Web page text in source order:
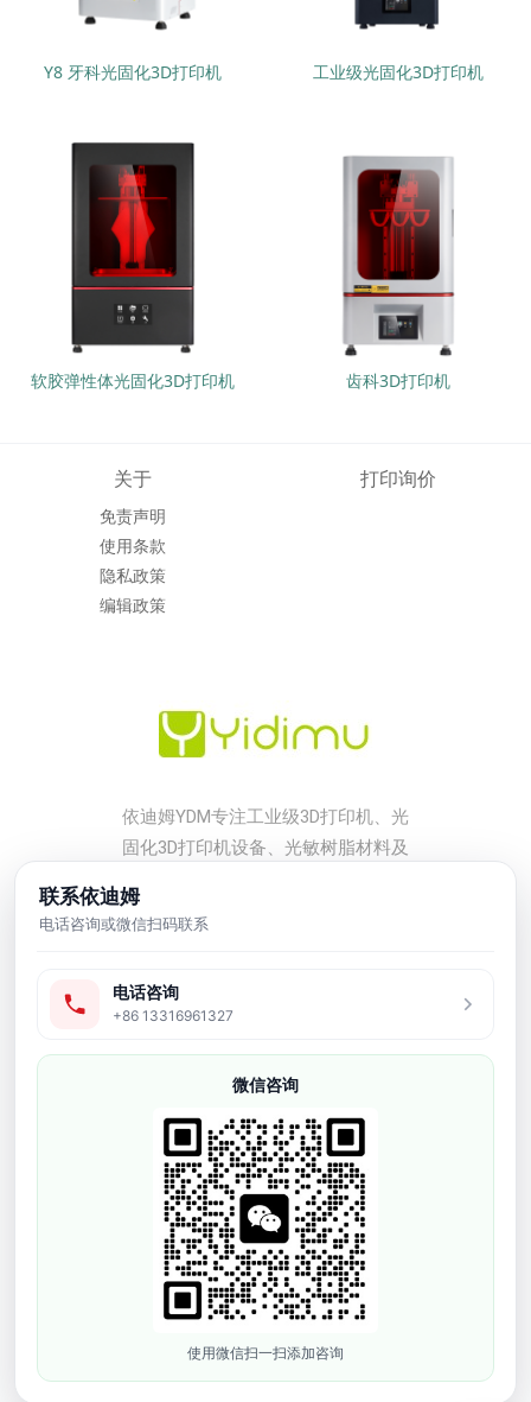
Y8 牙科光固化3D打印机 工业级光固化3D打印机
软胶弹性体光固化3D打印机 齿科3D打印机
关于
免责声明
使用条款
隐私政策
编辑政策
打印询价
依迪姆YDM专注工业级3D打印机、光
固化3D打印机设备、光敏树脂材料及
批量生产、工业模型、牙科、珠宝、
友情链接
产品中心
软胶弹性3D打印机
工业级3D打印机
光敏树脂耗材
3D打印配件
3d模型打样
联系依迪姆
电话咨询或微信扫码联系
电话咨询
+86 13316961327
微信咨询
使用微信扫一扫添加咨询